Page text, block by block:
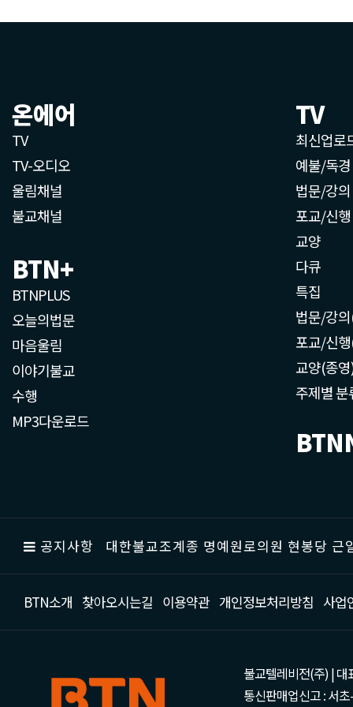
온에어
TV
TV-오디오
울림채널
불교채널
BTN+
BTNPLUS
오늘의법문
마음울림
이야기불교
수행
MP3다운로드
TV
최신업로
예불/독경
법문/강의
포교/신행
교양
다큐
특집
법문/강
포교/신
교양(종
주제별 분
공지사항 대한불교조계종 명예원로의원 현봉당
BTN소개 찾아오시는길 이용약관 개인정보처리방침 사업
불교텔레비전(주) | 대
통신판매업신고 : 서